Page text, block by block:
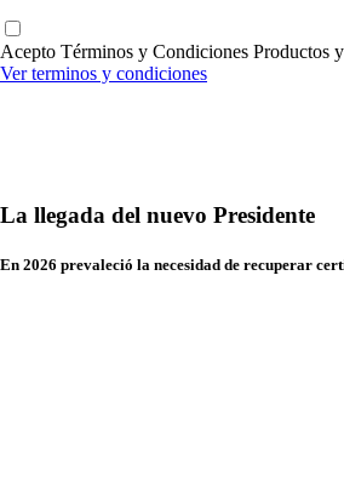
Acepto Términos y Condiciones
Ver terminos y condiciones
La llegada del nuevo Presidente
En 2026 prevaleció la necesidad de recuperar